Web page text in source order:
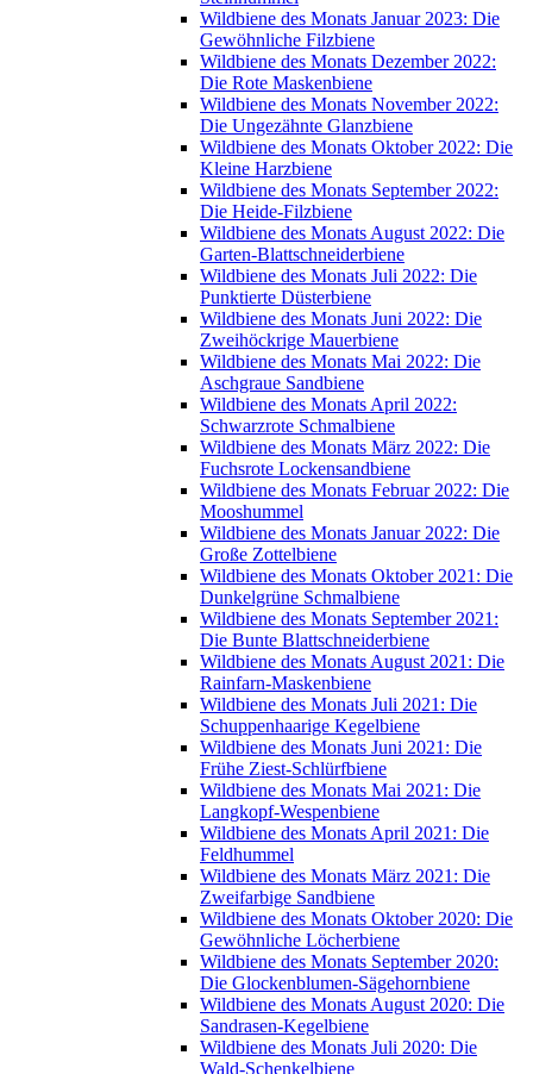
Wildbiene des Monats Januar 2023: Die
Gewöhnliche Filzbiene
Wildbiene des Monats Dezember 2022:
Die Rote Maskenbiene
Wildbiene des Monats November 2022:
Die Ungezähnte Glanzbiene
Wildbiene des Monats Oktober 2022: Die
Kleine Harzbiene
Wildbiene des Monats September 2022:
Die Heide-Filzbiene
Wildbiene des Monats August 2022: Die
Garten-Blattschneiderbiene
Wildbiene des Monats Juli 2022: Die
Punktierte Düsterbiene
Wildbiene des Monats Juni 2022: Die
Zweihöckrige Mauerbiene
Wildbiene des Monats Mai 2022: Die
Aschgraue Sandbiene
Wildbiene des Monats April 2022:
Schwarzrote Schmalbiene
Wildbiene des Monats März 2022: Die
Fuchsrote Lockensandbiene
Wildbiene des Monats Februar 2022: Die
Mooshummel
Wildbiene des Monats Januar 2022: Die
Große Zottelbiene
Wildbiene des Monats Oktober 2021: Die
Dunkelgrüne Schmalbiene
Wildbiene des Monats September 2021:
Die Bunte Blattschneiderbiene
Wildbiene des Monats August 2021: Die
Rainfarn-Maskenbiene
Wildbiene des Monats Juli 2021: Die
Schuppenhaarige Kegelbiene
Wildbiene des Monats Juni 2021: Die
Frühe Ziest-Schlürfbiene
Wildbiene des Monats Mai 2021: Die
Langkopf-Wespenbiene
Wildbiene des Monats April 2021: Die
Feldhummel
Wildbiene des Monats März 2021: Die
Zweifarbige Sandbiene
Wildbiene des Monats Oktober 2020: Die
Gewöhnliche Löcherbiene
Wildbiene des Monats September 2020:
Die Glockenblumen-Sägehornbiene
Wildbiene des Monats August 2020: Die
Sandrasen-Kegelbiene
Wildbiene des Monats Juli 2020: Die
Wald-Schenkelbiene